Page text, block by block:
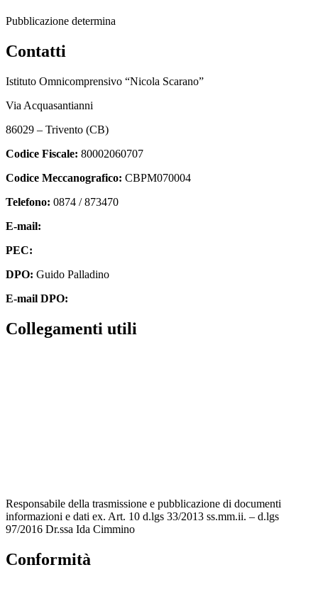
Pubblicazione determina
Contatti
Istituto Omnicomprensivo “Nicola Scarano”
Via Acquasantianni
86029 – Trivento (CB)
Codice Fiscale: 80002060707
Codice Meccanografico: CBPM070004
Telefono: 0874 / 873470
E-mail:
PEC:
DPO: Guido Palladino
E-mail DPO:
Collegamenti utili
Responsabile della trasmissione e pubblicazione di documenti
informazioni e dati ex. Art. 10 d.lgs 33/2013 ss.mm.ii. – d.lgs
97/2016 Dr.ssa Ida Cimmino
Conformità